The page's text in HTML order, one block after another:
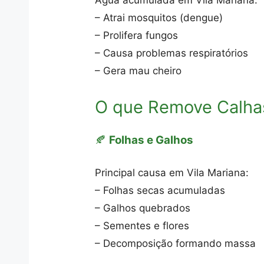
– Atrai mosquitos (dengue)
– Prolifera fungos
– Causa problemas respiratórios
– Gera mau cheiro
O que Remove
🍂 Folhas e Galhos
Principal causa em Vila Mariana:
– Folhas secas acumuladas
– Galhos quebrados
– Sementes e flores
– Decomposição formando massa